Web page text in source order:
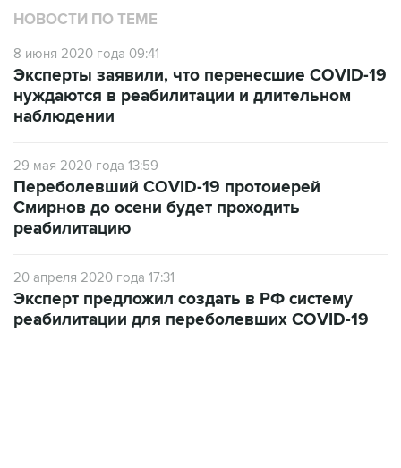
НОВОСТИ ПО ТЕМЕ
8 июня 2020 года 09:41
Эксперты заявили, что перенесшие COVID-19
нуждаются в реабилитации и длительном
наблюдении
29 мая 2020 года 13:59
Переболевший COVID-19 протоиерей
Смирнов до осени будет проходить
реабилитацию
20 апреля 2020 года 17:31
Эксперт предложил создать в РФ систему
реабилитации для переболевших COVID-19